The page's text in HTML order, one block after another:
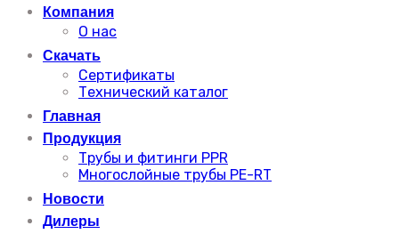
Компания
О нас
Скачать
Сертификаты
Технический каталог
Главная
Продукция
Трубы и фитинги PPR
Многослойные трубы PE-RT
Новости
Дилеры